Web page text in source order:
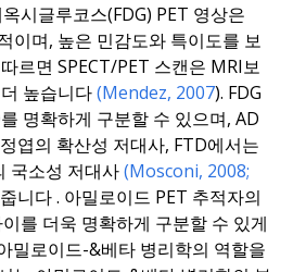
시글루코스(FDG) PET 영상은
이며, 높은 민감도와 특이도를 보
르면 SPECT/PET 스캔은 MRI보
높습니다(Mendez, 2007). FDG
명확하게 구분할 수 있으며, AD
엽의 확산성 저대사, FTD에서는
국소성 저대사(Mosconi, 2008;
니다. 아밀로이드 PET 추적자의
를 더욱 명확하게 구분할 수 있게
밀로이드-&베타 병리학의 역할을